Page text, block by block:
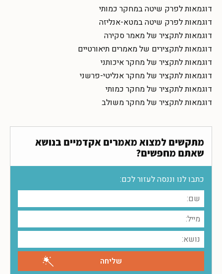
דוגמאות לפרק שיטה במחקר כמותי
דוגמאות לפרק שיטה במטא-אנליזה
דוגמאות לתקציר של מאמר סקירה
דוגמאות לתקצירים של מאמרים תיאורטיים
דוגמאות לתקציר של מחקר איכותני
דוגמאות לתקציר של מחקר אנליטי-פרשני
דוגמאות לתקציר של מחקר כמותי
דוגמאות לתקציר של מחקר משולב
מתקשים למצוא מאמרים אקדמיים בנושא
שאתם מחפשים?
כתבו לנו וננסה לעזור לכם: